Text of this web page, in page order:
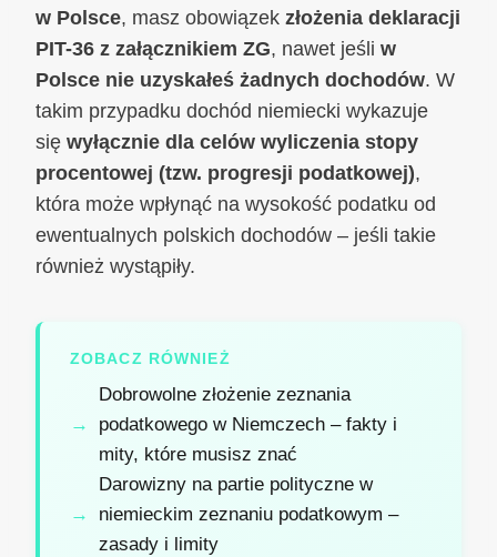
w Polsce, masz obowiązek złożenia deklaracji
PIT-36 z załącznikiem ZG, nawet jeśli w
Polsce nie uzyskałeś żadnych dochodów. W
takim przypadku dochód niemiecki wykazuje
się wyłącznie dla celów wyliczenia stopy
procentowej (tzw. progresji podatkowej),
która może wpłynąć na wysokość podatku od
ewentualnych polskich dochodów – jeśli takie
również wystąpiły.
ZOBACZ RÓWNIEŻ
Dobrowolne złożenie zeznania
podatkowego w Niemczech – fakty i
mity, które musisz znać
Darowizny na partie polityczne w
niemieckim zeznaniu podatkowym –
zasady i limity